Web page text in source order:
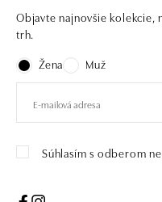
Objavte najnovšie kolekcie,
trh.
Žena
Muž
Súhlasím s odberom